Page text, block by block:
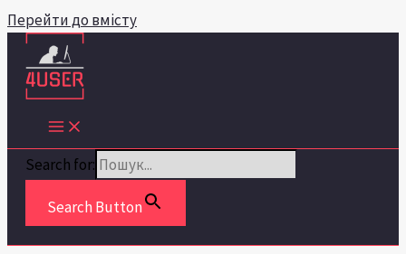
Перейти до вмісту
Search for:
Search Button